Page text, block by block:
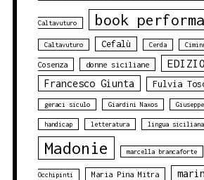
Caltavuturo book
Caltavuturo Cefalù Cerda
Cosenza donne siciliane
Francesco Giunta Fulvia
geraci siculo Giardini Naxos
handicap letteratura lingua siciliana
Madonie marcella brancaforte
Occhipinti Maria Pina Mitra